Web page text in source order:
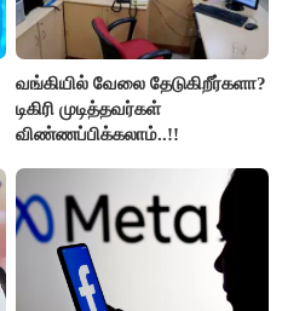
வங்கியில் வேலை தேடுகிறீர்களா?
டிகிரி முடித்தவர்கள்
விண்ணப்பிக்கலாம்..!!